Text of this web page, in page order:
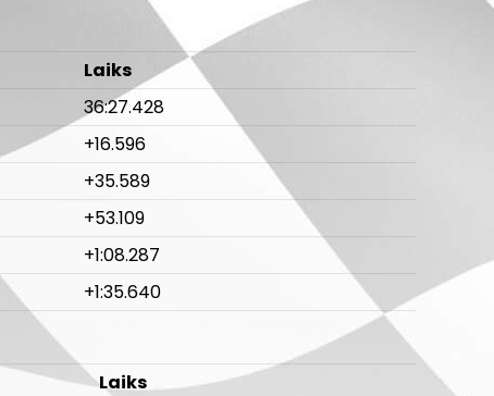
Laiks
36:27.428
+16.596
+35.589
+53.109
+1:08.287
+1:35.640
Laiks